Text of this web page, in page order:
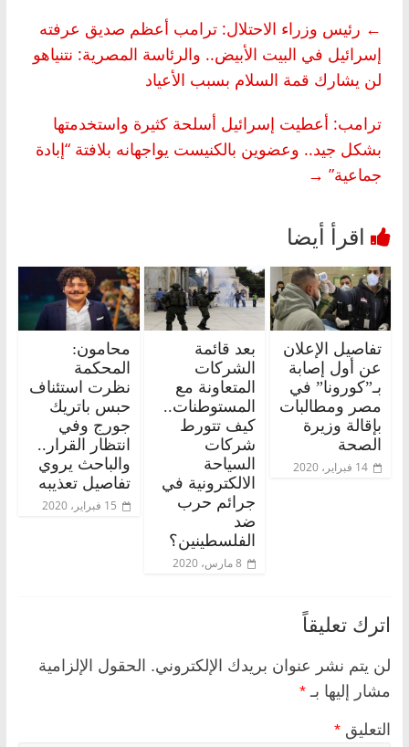
← رئيس وزراء الاحتلال: ترامب أعظم صديق عرفته
إسرائيل في البيت الأبيض.. والرئاسة المصرية: نتنياهو
لن يشارك قمة السلام بسبب الأعياد
ترامب: أعطيت إسرائيل أسلحة كثيرة واستخدمتها
بشكل جيد.. وعضوين بالكنيست يواجهانه بلافتة “إبادة
جماعية” →
تفاصيل الإعلان
عن أول إصابة
بـ”كورونا” في
مصر ومطالبات
بإقالة وزيرة
الصحة
14 فبراير، 2020
بعد قائمة
الشركات
المتعاونة مع
المستوطنات..
كيف تتورط
شركات
السياحة
الالكترونية في
جرائم حرب
ضد
الفلسطينين؟
8 مارس، 2020
محامون:
المحكمة
نظرت استئناف
حبس باتريك
جورج وفي
انتظار القرار..
والباحث يروي
تفاصيل تعذيبه
15 فبراير، 2020
اترك تعليقاً
لن يتم نشر عنوان بريدك الإلكتروني. الحقول الإلزامية
مشار إليها بـ *
التعليق *